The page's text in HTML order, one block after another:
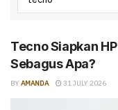
Tecno Siapkan
Sebagus Apa?
BY AMANDA 31 JULY 2026